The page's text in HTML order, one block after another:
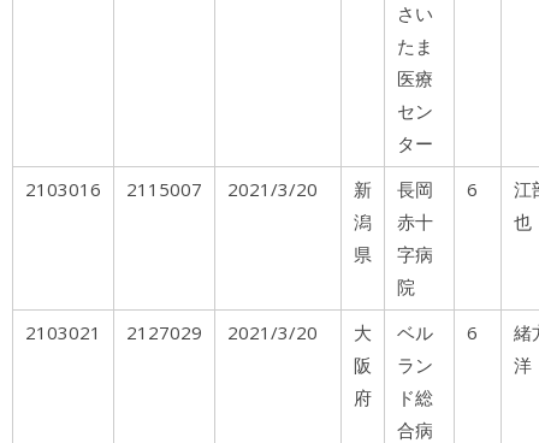
さい
たま
医療
セン
ター
2103016 2115007 2021/3/20
新
潟
県
長岡
赤十
字病
院
6
江
也
2103021 2127029 2021/3/20
大
阪
府
ベル
ラン
ド総
合病
6
洋